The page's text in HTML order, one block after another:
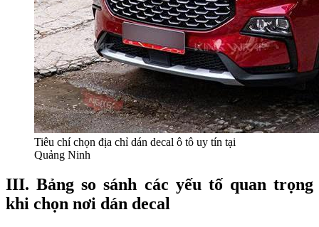
Tiêu chí chọn địa chỉ dán decal ô tô uy tín tại
Quảng Ninh
III. Bảng so sánh các yếu tố quan trọng
khi chọn nơi dán decal